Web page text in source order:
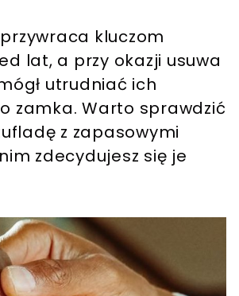
kluczom
lat, a przy okazji usuwa
utrudniać ich
zamka. Warto sprawdzić
z zapasowymi
zdecydujesz się je